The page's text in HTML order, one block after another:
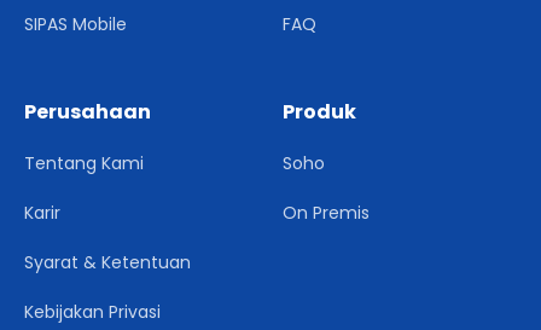
SIPAS Mobile FAQ
Perusahaan
Tentang Kami
Karir
Syarat & Ketentuan
Kebijakan Privasi
Produk
Soho
On Premis